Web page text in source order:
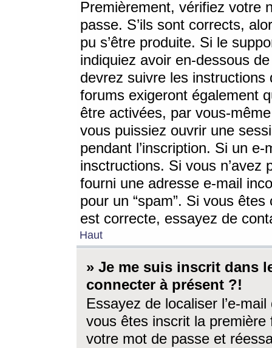
Premièrement, vérifiez votre
passe. S’ils sont corrects,
pu s’être produite. Si le
indiquiez avoir en-dessous
devrez suivre les
forums exigeront également
être activées, par vous-
vous puissiez ouvrir une
pendant l’inscription. Si un
insctructions. Si vous n’avez
fourni une adresse e-mail
pour un “spam”. Si vous
est correcte, essayez de
Haut
» Je me suis inscrit dans
connecter à présent ?!
Essayez de localiser l’e-
vous êtes inscrit la première
votre mot de passe et